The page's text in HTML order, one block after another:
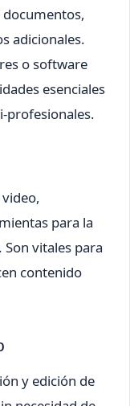
adicionales.
o software
esenciales
profesionales.
para la
vitales para
contenido
y edición de